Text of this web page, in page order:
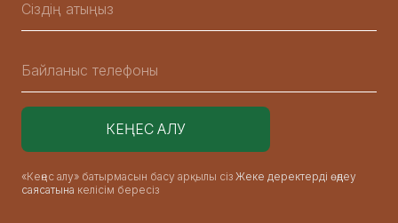
«Кеңес алу» батырмасын басу арқылы сіз Жеке деректерді өңдеу
саясатына келісім бересіз